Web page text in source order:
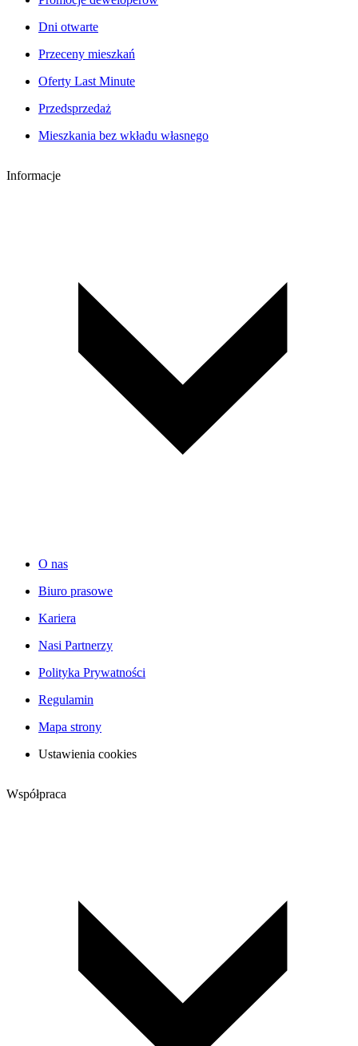
Dni otwarte
Przeceny mieszkań
Oferty Last Minute
Przedsprzedaż
Mieszkania bez wkładu własnego
Informacje
O nas
Biuro prasowe
Kariera
Nasi Partnerzy
Polityka Prywatności
Regulamin
Mapa strony
Ustawienia cookies
Współpraca